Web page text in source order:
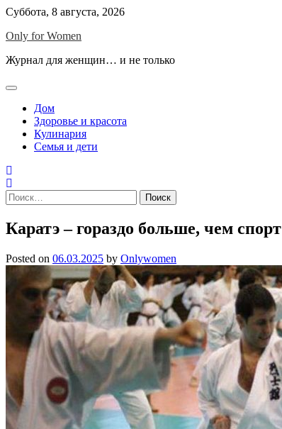
Skip
content
Суббота, 8 августа, 2026
Only for Women
Журнал для женщин… и не только
Дом
Здоровье и красота
Кулинария
Семья и дети
Найти:
Каратэ – гораздо больше, чем спорт
Posted on 06.03.2025 by Onlywomen